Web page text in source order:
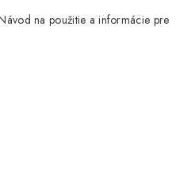
na použitie a informácie pre